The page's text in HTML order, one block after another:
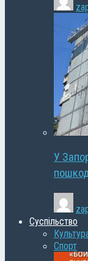
У
Суспільство
Спорт